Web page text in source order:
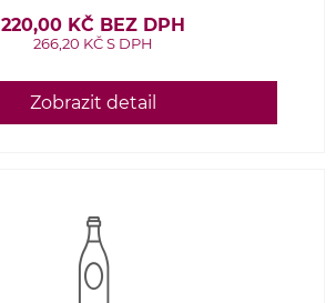
220,00 KČ BEZ DPH
266,20 KČ S DPH
Zobrazit detail